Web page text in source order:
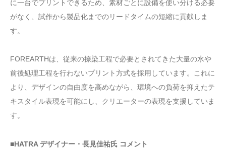
に一台でプリントできるため、素材ごとに設備を使い分ける必要
がなく、試作から製品化までのリードタイムの短縮に貢献しま
す。
FOREARTHは、従来の捺染工程で必要とされてきた大量の水や
前後処理工程を行わないプリント方式を採用しています。これに
より、デザインの自由度を高めながら、環境への負荷を抑えたテ
キスタイル表現を可能にし、クリエーターの表現を支援していま
す。
■HATRA デザイナー・長見佳祐氏 コメント